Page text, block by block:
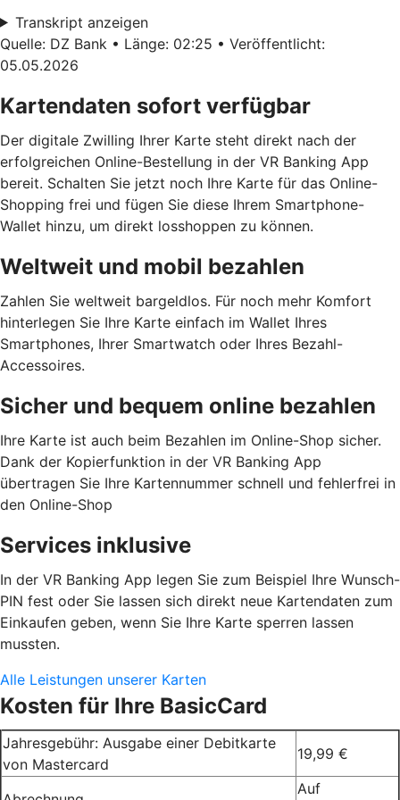
Transkript anzeigen
Quelle: DZ Bank • Länge: 02:25 • Veröffentlicht:
05.05.2026
Kartendaten sofort verfügbar
Der digitale Zwilling Ihrer Karte steht direkt nach der
erfolgreichen Online-Bestellung in der VR Banking App
bereit. Schalten Sie jetzt noch Ihre Karte für das Online-
Shopping frei und fügen Sie diese Ihrem Smartphone-
Wallet hinzu, um direkt losshoppen zu können.
Weltweit und mobil bezahlen
Zahlen Sie weltweit bargeldlos. Für noch mehr Komfort
hinterlegen Sie Ihre Karte einfach im Wallet Ihres
Smartphones, Ihrer Smartwatch oder Ihres Bezahl-
Accessoires.
Sicher und bequem online bezahlen
Ihre Karte ist auch beim Bezahlen im Online-Shop sicher.
Dank der Kopierfunktion in der VR Banking App
übertragen Sie Ihre Kartennummer schnell und fehlerfrei in
den Online-Shop
Services inklusive
In der VR Banking App legen Sie zum Beispiel Ihre Wunsch-
PIN fest oder Sie lassen sich direkt neue Kartendaten zum
Einkaufen geben, wenn Sie Ihre Karte sperren lassen
mussten.
Alle Leistungen unserer Karten
Kosten für Ihre BasicCard
Jahresgebühr: Ausgabe einer Debitkarte
von Mastercard
19,99 €
Auf